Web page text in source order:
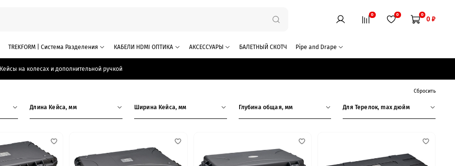
0 0 0
0 ₽
TREKFORM | Система Разделения КАБЕЛИ HDMI ОПТИКА АКСЕССУАРЫ БАЛЕТНЫЙ СКОТЧ Pipe and Drape
Кейсы на колесах и дополнительной ручкой
Сбросить
Длина Кейса, мм Ширина Кейса, мм Глубина общая, мм Для Терелок, max дюйм